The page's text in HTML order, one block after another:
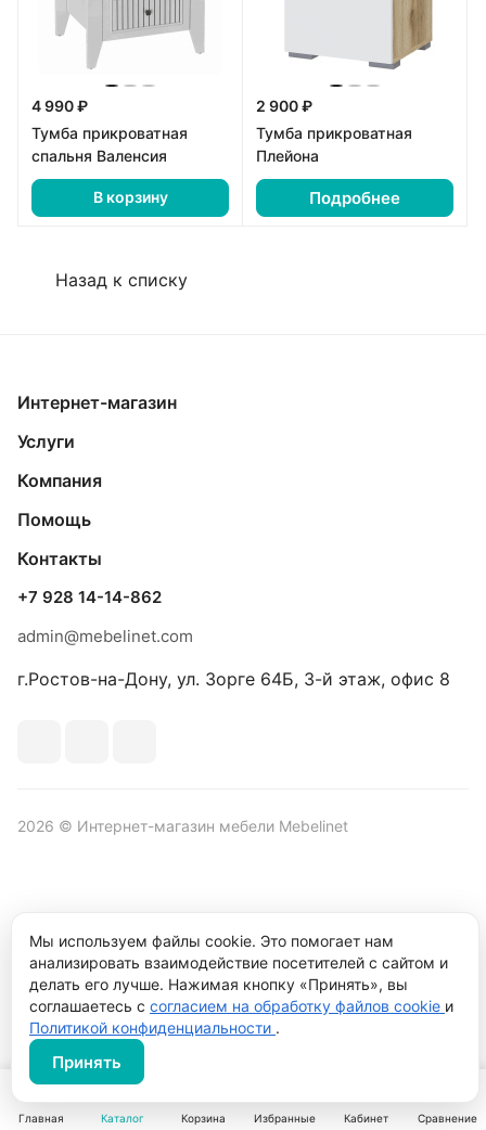
4 990 ₽
Тумба прикроватная
спальня Валенсия
В корзину
2 900 ₽
Тумба прикроватная
Плейона
Подробнее
Назад к списку
Интернет-магазин
Услуги
Компания
Помощь
Контакты
+7 928 14-14-862
admin@mebelinet.com
г.Ростов-на-Дону, ул. Зорге 64Б, 3-й этаж, офис 8
2026 © Интернет-магазин мебели Mebelinet
конфиденциальности
Продвижение сайта студияРекламный контент
Главная Каталог Корзина Избранные Кабинет Сравнение
Мы используем файлы cookie. Это помогает нам
анализировать взаимодействие посетителей с сайтом и
делать его лучше. Нажимая кнопку «Принять», вы
соглашаетесь с согласием на обработку файлов cookie и
Политикой конфиденциальности .
Принять